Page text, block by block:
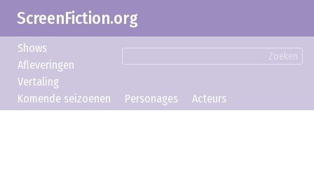
ScreenFiction.org
Zoeken
Shows
Afleveringen
Vertaling
Komende seizoenen
Personages Acteurs